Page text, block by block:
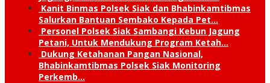
Kanit Binmas Polsek Siak dan Bhabinkamtibmas
Salurkan Bantuan Sembako Kepada Pet…
Personel Polsek Siak Sambangi Kebun Jagung
Petani, Untuk Mendukung Program Ketah…
Dukung Ketahanan Pangan Nasional,
Bhabinkamtibmas Polsek Siak Monitoring
Perkemb…